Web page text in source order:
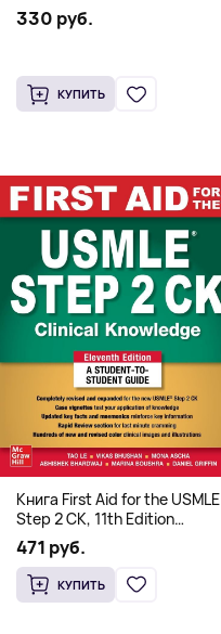
330 руб.
КУПИТЬ
Книга First Aid for the USMLE
Step 2 CK, 11th Edition
(Мягкий переплет,
Английский язык)
471 руб.
КУПИТЬ